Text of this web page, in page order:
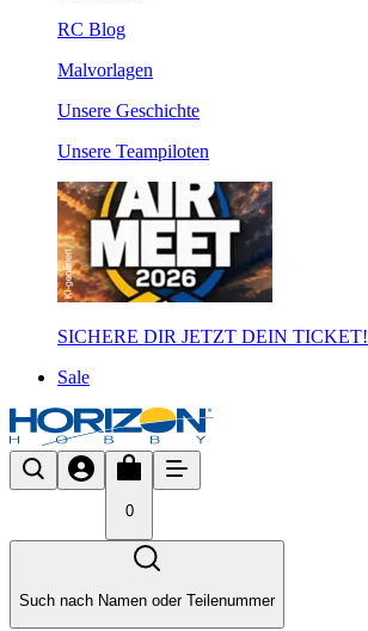
RC Blog
Malvorlagen
Unsere Geschichte
Unsere Teampiloten
SICHERE DIR JETZT DEIN TICKET!
Sale
0
Such nach Namen oder Teilenummer